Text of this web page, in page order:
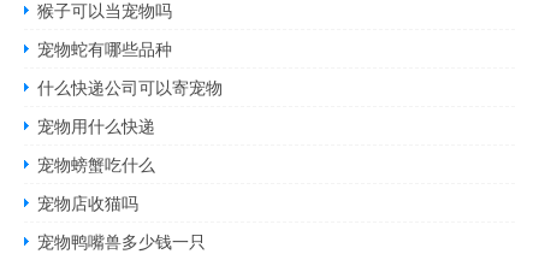
猴子可以当宠物吗
宠物蛇有哪些品种
什么快递公司可以寄宠物
宠物用什么快递
宠物螃蟹吃什么
宠物店收猫吗
宠物鸭嘴兽多少钱一只